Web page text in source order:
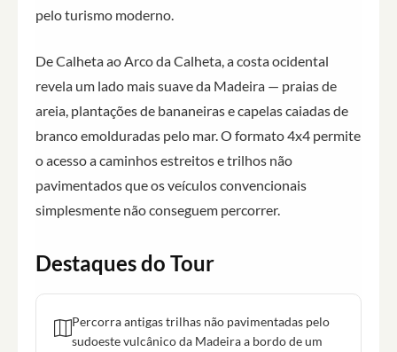
pelo turismo moderno.
De Calheta ao Arco da Calheta, a costa ocidental
revela um lado mais suave da Madeira — praias de
areia, plantações de bananeiras e capelas caiadas de
branco emolduradas pelo mar. O formato 4x4 permite
o acesso a caminhos estreitos e trilhos não
pavimentados que os veículos convencionais
simplesmente não conseguem percorrer.
Destaques do Tour
Percorra antigas trilhas não pavimentadas pelo
sudoeste vulcânico da Madeira a bordo de um